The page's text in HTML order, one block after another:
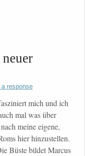
a response
mich und ich
mal was über
meine eigene,
hier hinzustellen.
Büste bildet Marcus